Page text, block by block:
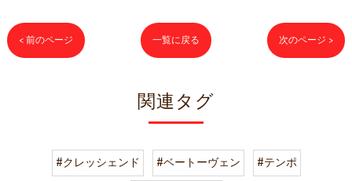
< 前のページ 一覧に戻る 次のページ >
関連タグ
#クレッシェンド #ベートーヴェン
#テンポ